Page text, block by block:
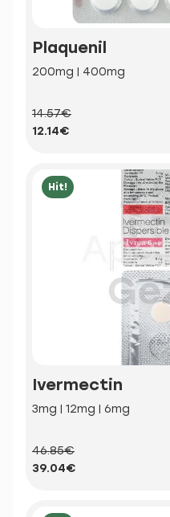
Plaquenil
200mg | 400mg
14.57€
12.14€
Hit!
Ivermectin
3mg | 12mg | 6mg
46.85€
39.04€